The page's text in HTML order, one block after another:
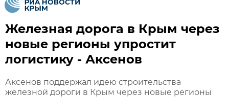
Железная дорога в Крым через
новые регионы упростит
логистику - Аксенов
Аксенов поддержал идею строительства
железной дороги в Крым через новые регионы